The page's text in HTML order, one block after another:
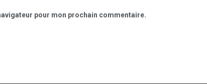
pour mon prochain commentaire.